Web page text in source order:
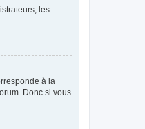
les
à la
Donc si vous